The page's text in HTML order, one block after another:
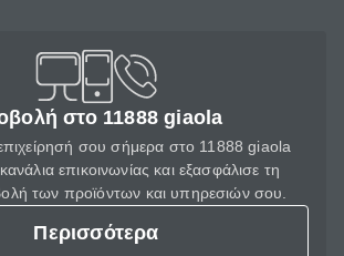
στο 11888 giaola
σου σήμερα στο 11888 giaola
επικοινωνίας και εξασφάλισε τη
των προϊόντων και υπηρεσιών σου.
Περισσότερα